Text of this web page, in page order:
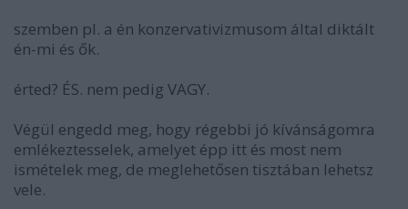
szemben pl. a én konzervativizmusom által diktált
én-mi és ők.
érted? ÉS. nem pedig VAGY.
Végül engedd meg, hogy régebbi jó kívánságomra
emlékeztesselek, amelyet épp itt és most nem
ismételek meg, de meglehetősen tisztában lehetsz
vele.